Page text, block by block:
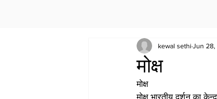
मोक्ष
kewal sethiJun
मोक्ष
मोक्ष भारतीय दर्शन का